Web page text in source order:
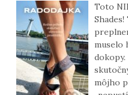
Toto
muselo
môjho